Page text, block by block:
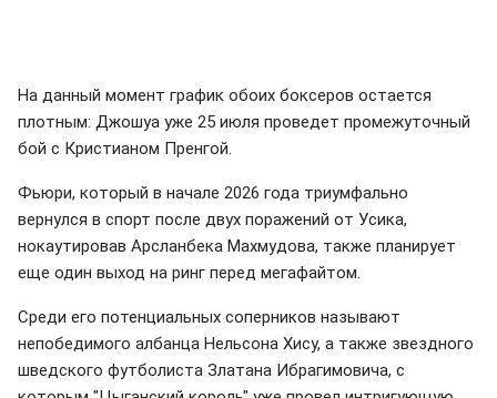
На данный момент график обоих боксеров остается
плотным: Джошуа уже 25 июля проведет промежуточный
бой с Кристианом Пренгой.
Фьюри, который в начале 2026 года триумфально
вернулся в спорт после двух поражений от Усика,
нокаутировав Арсланбека Махмудова, также планирует
еще один выход на ринг перед мегафайтом.
Среди его потенциальных соперников называют
непобедимого албанца Нельсона Хису, а также звездного
шведского футболиста Златана Ибрагимовича, с